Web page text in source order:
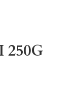
250G